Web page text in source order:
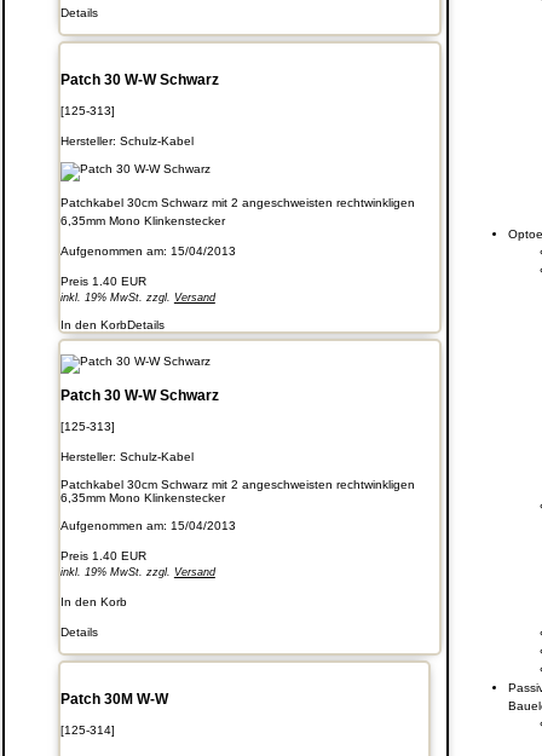
Details
Patch 30 W-W Schwarz
[125-313]
Hersteller: Schulz-Kabel
Patchkabel 30cm Schwarz mit 2 angeschweisten rechtwinkligen
6,35mm Mono Klinkenstecker
Aufgenommen am: 15/04/2013
Preis 1.40 EUR
inkl. 19% MwSt. zzgl. Versand
In den KorbDetails
Patch 30 W-W Schwarz
[125-313]
Hersteller: Schulz-Kabel
Patchkabel 30cm Schwarz mit 2 angeschweisten rechtwinkligen
6,35mm Mono Klinkenstecker
Aufgenommen am: 15/04/2013
Preis 1.40 EUR
inkl. 19% MwSt. zzgl. Versand
In den Korb
Details
Patch 30M W-W
[125-314]